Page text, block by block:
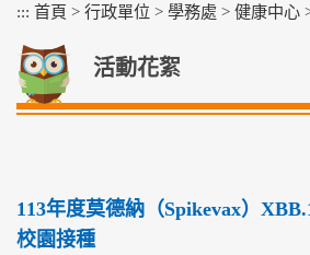
::: 首頁 > 行政單位 > 學務處 > 健康中心
活動花絮
113年度莫德納（Spikevax）
校園接種